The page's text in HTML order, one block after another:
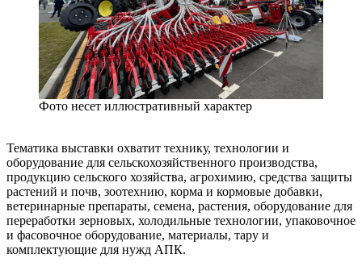
Фото несет иллюстративный характер
Тематика выставки охватит технику, технологии и
оборудование для сельскохозяйственного производства,
продукцию сельского хозяйства, агрохимию, средства защиты
растений и почв, зоотехнию, корма и кормовые добавки,
ветеринарные препараты, семена, растения, оборудование для
переработки зерновых, холодильные технологии, упаковочное
и фасовочное оборудование, материалы, тару и
комплектующие для нужд АПК.